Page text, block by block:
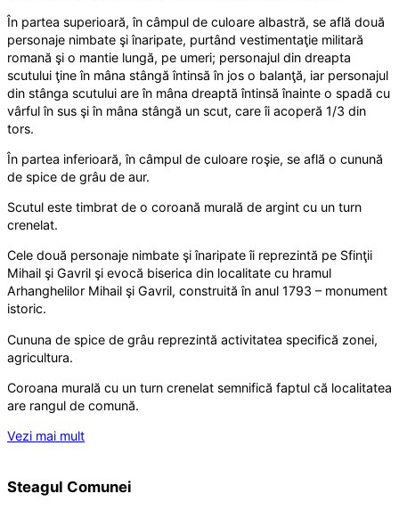
În partea superioară, în câmpul de culoare albastră, se află două
personaje nimbate şi înaripate, purtând vestimentaţie militară
romană şi o mantie lungă, pe umeri; personajul din dreapta
scutului ţine în mâna stângă întinsă în jos o balanţă, iar personajul
din stânga scutului are în mâna dreaptă întinsă înainte o spadă cu
vârful în sus şi în mâna stângă un scut, care îi acoperă 1/3 din
tors.
În partea inferioară, în câmpul de culoare roşie, se află o cunună
de spice de grâu de aur.
Scutul este timbrat de o coroană murală de argint cu un turn
crenelat.
Cele două personaje nimbate şi înaripate îi reprezintă pe Sfinţii
Mihail şi Gavril şi evocă biserica din localitate cu hramul
Arhanghelilor Mihail şi Gavril, construită în anul 1793 – monument
istoric.
Cununa de spice de grâu reprezintă activitatea specifică zonei,
agricultura.
Coroana murală cu un turn crenelat semnifică faptul că localitatea
are rangul de comună.
Vezi mai mult
Steagul Comunei